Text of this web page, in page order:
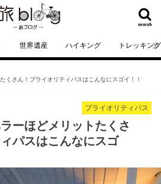
search
世界遺産 ハイキング トレッキング
くさん！プライオリティパスはこんなにスゴイ！！
プライオリティパス
ーほどメリットたくさ
パスはこんなにスゴ